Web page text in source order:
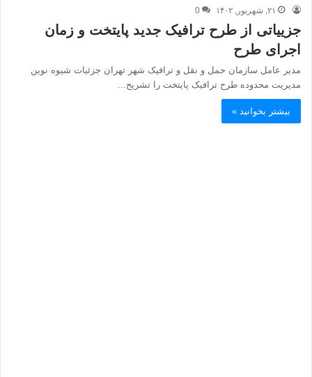
۲۱, شهریور, ۱۴۰۲ 0
جزییاتی از طرح ترافیک جدید پایتخت و زمان
اجرای طرح
مدیر عامل سازمان حمل و نقل و ترافیک شهر تهران جزئیات شیوه نوین
مدیریت محدوده طرح ترافیک پایتخت را تشریح…
بیشتر بخوانید »